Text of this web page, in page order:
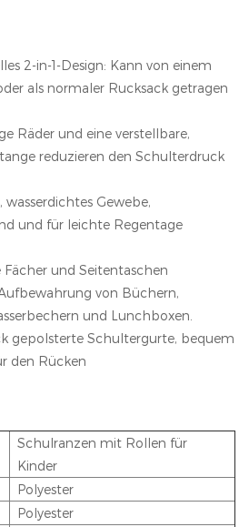
2-in-1-Design: Kann von einem
als normaler Rucksack getragen
Räder und eine verstellbare,
reduzieren den Schulterdruck
wasserdichtes Gewebe,
und für leichte Regentage
Fächer und Seitentaschen
von Büchern,
und Lunchboxen.
gepolsterte Schultergurte, bequem
den Rücken
Schulranzen mit Rollen für
Kinder
Polyester
Polyester